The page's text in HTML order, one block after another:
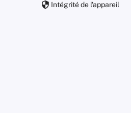
Intégrité de l'appareil